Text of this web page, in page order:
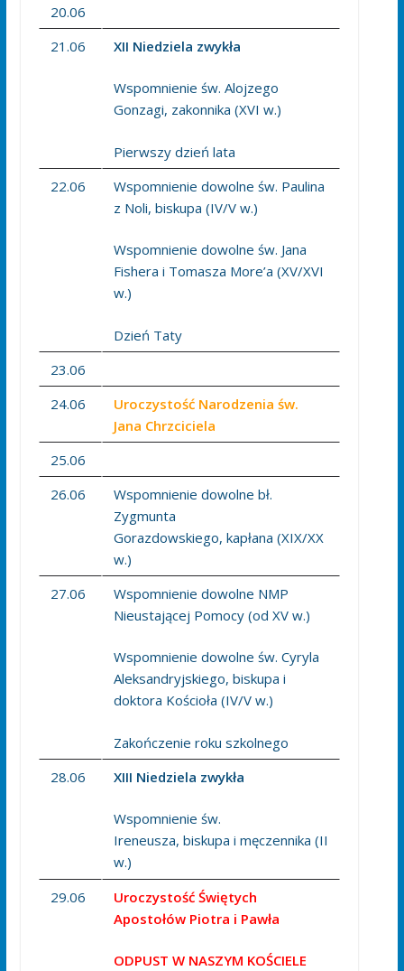
20.06
21.06
XII Niedziela zwykła
Wspomnienie św. Alojzego
Gonzagi, zakonnika (XVI w.)
Pierwszy dzień lata
22.06
Wspomnienie dowolne św. Paulina
z Noli, biskupa (IV/V w.)
Wspomnienie dowolne św. Jana
Fishera i Tomasza More’a (XV/XVI
w.)
Dzień Taty
23.06
24.06
Uroczystość Narodzenia św.
Jana Chrzciciela
25.06
26.06
Wspomnienie dowolne bł.
Zygmunta
Gorazdowskiego, kapłana (XIX/XX
w.)
27.06
Wspomnienie dowolne NMP
Nieustającej Pomocy (od XV w.)
Wspomnienie dowolne św. Cyryla
Aleksandryjskiego, biskupa i
doktora Kościoła (IV/V w.)
Zakończenie roku szkolnego
28.06
XIII Niedziela zwykła
Wspomnienie św.
Ireneusza, biskupa i męczennika (II
w.)
29.06
Uroczystość Świętych
Apostołów Piotra i Pawła
ODPUST W NASZYM KOŚCIELE